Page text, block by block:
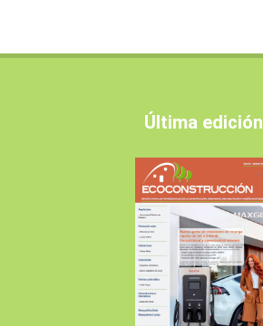
Última edición